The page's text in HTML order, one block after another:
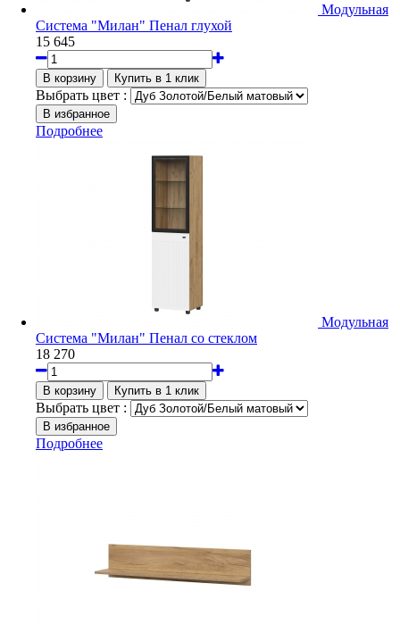
Модульная
Система "Милан" Пенал глухой
15 645
Выбрать цвет :
Подробнее
Модульная
Система "Милан" Пенал со стеклом
18 270
Выбрать цвет :
Подробнее